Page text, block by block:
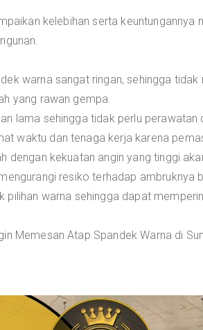
kelebihan serta
warna sangat ringan, sehingga
yang rawan gempa.
lama sehingga tidak perlu
waktu dan tenaga kerja karena
dengan kekuatan angin yang tinggi
resiko terhadap ambruknya
pilihan warna sehingga dapat
Memesan Atap Spandek Warna di